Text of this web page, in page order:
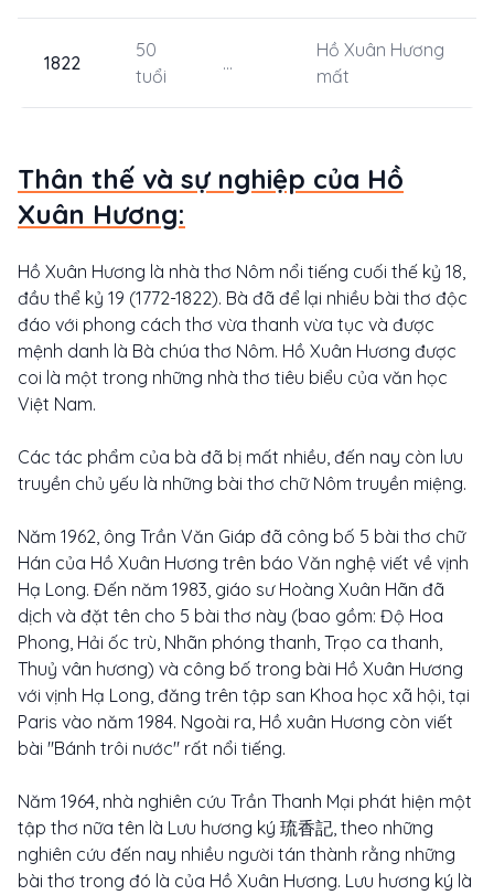
1822
50
tuổi
...
Hồ Xuân Hương
mất
Thân thế và sự nghiệp của Hồ
Xuân Hương:
Hồ Xuân Hương là nhà thơ Nôm nổi tiếng cuối thế kỷ 18,
đầu thể kỷ 19 (1772-1822). Bà đã để lại nhiều bài thơ độc
đáo với phong cách thơ vừa thanh vừa tục và được
mệnh danh là Bà chúa thơ Nôm. Hồ Xuân Hương được
coi là một trong những nhà thơ tiêu biểu của văn học
Việt Nam.
Các tác phẩm của bà đã bị mất nhiều, đến nay còn lưu
truyền chủ yếu là những bài thơ chữ Nôm truyền miệng.
Năm 1962, ông Trần Văn Giáp đã công bố 5 bài thơ chữ
Hán của Hồ Xuân Hương trên báo Văn nghệ viết về vịnh
Hạ Long. Đến năm 1983, giáo sư Hoàng Xuân Hãn đã
dịch và đặt tên cho 5 bài thơ này (bao gồm: Độ Hoa
Phong, Hải ốc trù, Nhãn phóng thanh, Trạo ca thanh,
Thuỷ vân hương) và công bố trong bài Hồ Xuân Hương
với vịnh Hạ Long, đăng trên tập san Khoa học xã hội, tại
Paris vào năm 1984. Ngoài ra, Hồ xuân Hương còn viết
bài "Bánh trôi nước" rất nổi tiếng.
Năm 1964, nhà nghiên cứu Trần Thanh Mại phát hiện một
tập thơ nữa tên là Lưu hương ký 琉香記, theo những
nghiên cứu đến nay nhiều người tán thành rằng những
bài thơ trong đó là của Hồ Xuân Hương. Lưu hương ký là